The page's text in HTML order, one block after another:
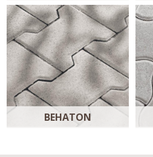
BEHATON